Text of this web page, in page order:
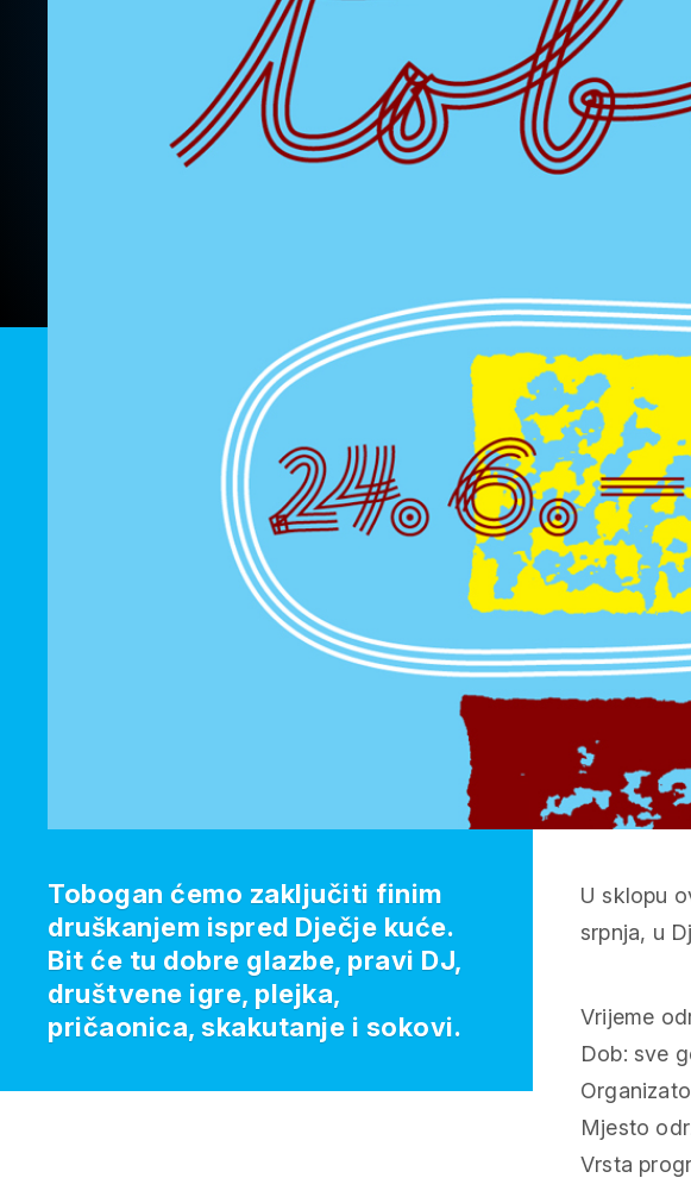
U sklopu
srpnja, u
Vrijeme
Dob: sve
Mjesto
Vrsta
Tobogan ćemo zaključiti finim
druškanjem ispred Dječje kuće.
Bit će tu dobre glazbe, pravi DJ,
društvene igre, plejka,
pričaonica, skakutanje i sokovi.